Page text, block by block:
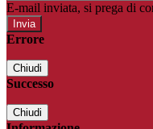
E-mail inviata, si prega di
Errore
Chiudi
Successo
Chiudi